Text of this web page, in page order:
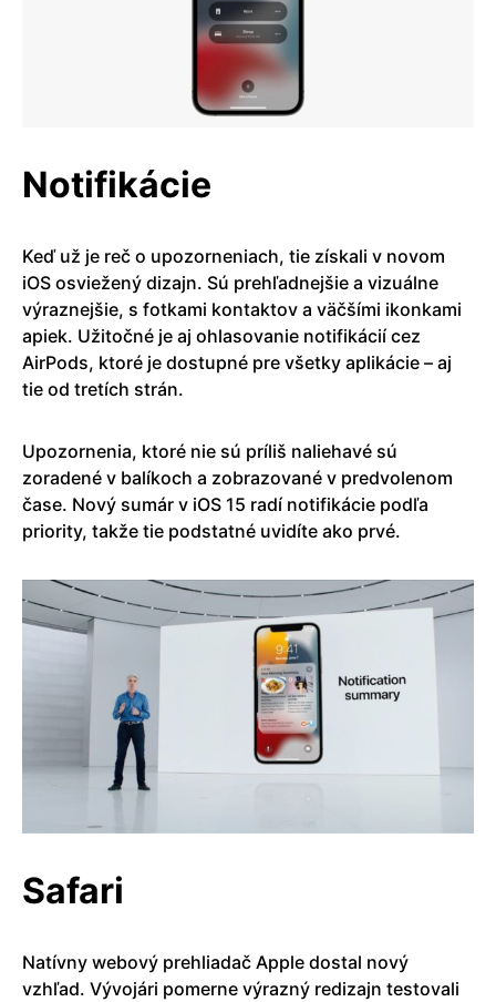
Notifikácie
Keď už je reč o upozorneniach, tie získali v novom
iOS osviežený dizajn. Sú prehľadnejšie a vizuálne
výraznejšie, s fotkami kontaktov a väčšími ikonkami
apiek. Užitočné je aj ohlasovanie notifikácií cez
AirPods, ktoré je dostupné pre všetky aplikácie – aj
tie od tretích strán.
Upozornenia, ktoré nie sú príliš naliehavé sú
zoradené v balíkoch a zobrazované v predvolenom
čase. Nový sumár v iOS 15 radí notifikácie podľa
priority, takže tie podstatné uvidíte ako prvé.
Safari
Natívny webový prehliadač Apple dostal nový
vzhľad. Vývojári pomerne výrazný redizajn testovali